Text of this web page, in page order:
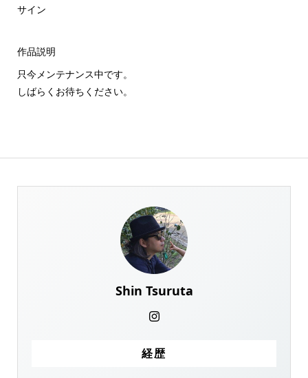
サイン
作品説明
只今メンテナンス中です。
しばらくお待ちください。
Shin Tsuruta
経歴